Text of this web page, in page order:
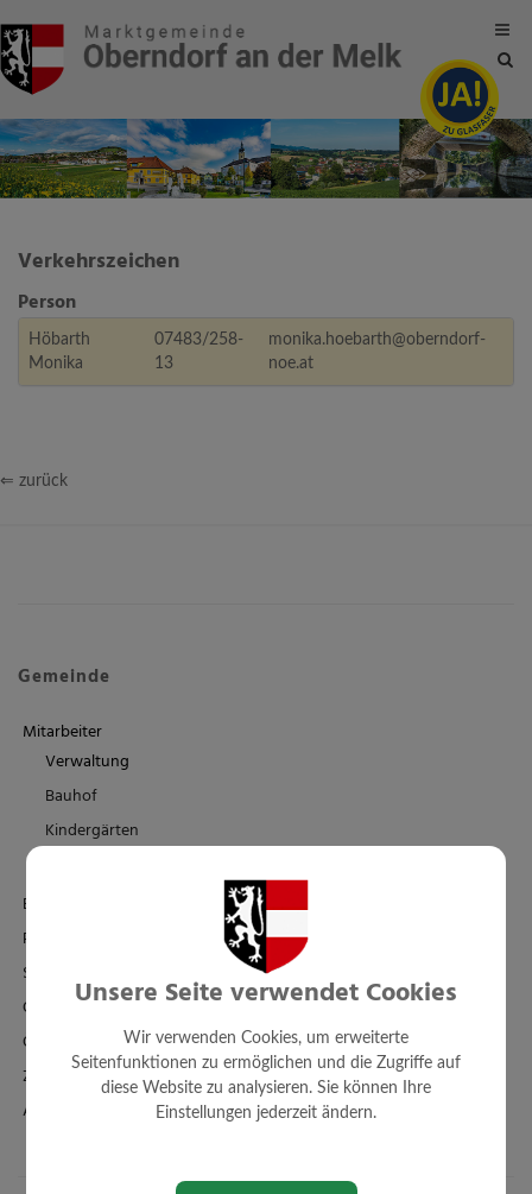
Site
Verkehrszeichen
Person
Höbarth
Monika
07483/258-
13
monika.hoebarth@oberndorf-
noe.at
⇐ zurück
Gemeinde
Mitarbeiter
Verwaltung
Bauhof
Kindergärten
Einrichtungen
Politik
Standesamt
Ortsplan - FWP - BPL
Örtl. Entwicklungskonzept
Zahlen + Fakten
Amtssignatur
Unsere Seite verwendet Cookies
Wir verwenden Cookies, um erweiterte
Seitenfunktionen zu ermöglichen und die Zugriffe auf
diese Website zu analysieren. Sie können Ihre
Einstellungen jederzeit ändern.